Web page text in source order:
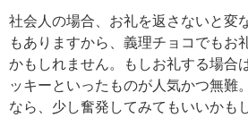
社会人の場合、お礼を返さないと変
もありますから、義理チョコでもお
かもしれません。もしお礼する場合
ッキーといったものが人気かつ無難
なら、少し奮発してみてもいいかも